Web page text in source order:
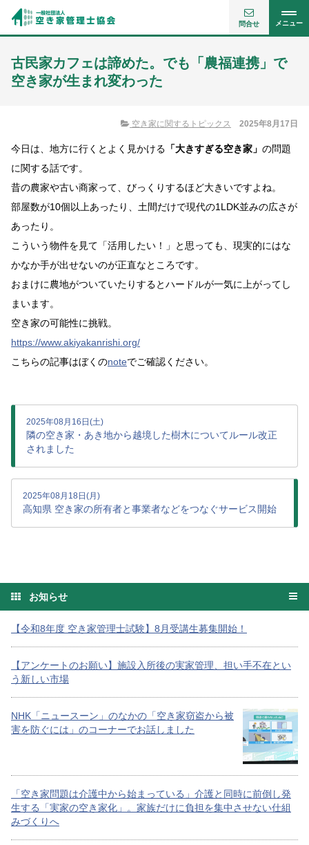
メニュー
問合せ
古民家カフェは諦めた。でも「農福連携」で
空き家が生まれ変わった
空き家に関するトピックス 2025年8月17日
今日は、地方に行くとよく見かける 「大きすぎる空き家」 の問題
に関する話です。
昔の農家や古い商家って、びっくりするほど大きいですよね。
部屋数が10個以上あったり、土間だけで現代の1LDK並みの広さが
あったり。
こういう物件を見て「活用したい！」と思っても、現実的にはな
かなか手が出せないのが正直なところです。
おまけに農地がついていたりするとハードルが一気に上がってし
まいます。
空き家の可能性に挑戦。
https://www.akiyakanrishi.org/
こちらの記事はぼくのnoteでご確認ください。
2025年08月16日(土)
隣の空き家・あき地から越境した樹木についてルール改正
されました
2025年08月18日(月)
高知県 空き家の所有者と事業者などをつなぐサービス開始
お知らせ
【令和8年度 空き家管理士試験】8月受講生募集開始！
【アンケートのお願い】施設入所後の実家管理、担い手不在とい
う新しい市場
NHK「ニュースーン」のなかの「空き家窃盗から被
害を防ぐには」のコーナーでお話しました
「空き家問題は介護中から始まっている」介護と同時に前倒し発
生する「実家の空き家化」。家族だけに負担を集中させない仕組
みづくりへ